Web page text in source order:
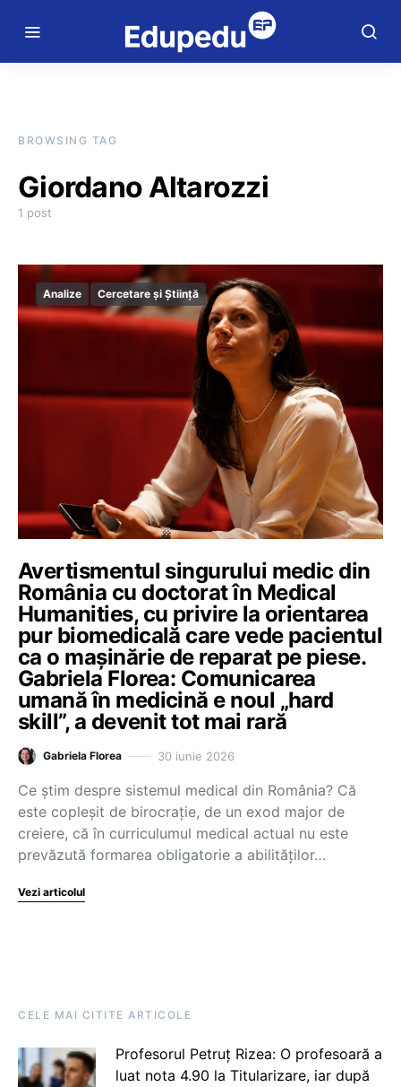
BROWSING TAG
Giordano Altarozzi
1 post
Analize Cercetare și Știință
Avertismentul singurului medic din
România cu doctorat în Medical
Humanities, cu privire la orientarea
pur biomedicală care vede pacientul
ca o mașinărie de reparat pe piese.
Gabriela Florea: Comunicarea
umană în medicină e noul „hard
skill”, a devenit tot mai rară
Gabriela Florea 30 iunie 2026
Ce știm despre sistemul medical din România? Că
este copleșit de birocrație, de un exod major de
creiere, că în curriculumul medical actual nu este
prevăzută formarea obligatorie a abilităților…
Vezi articolul
CELE MAI CITITE ARTICOLE
Profesorul Petruț Rizea: O profesoară a
luat nota 4.90 la Titularizare, iar după